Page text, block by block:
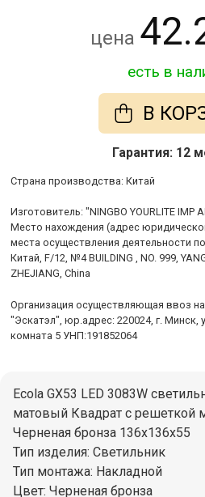
цена
есть в
В
Гарантия: 12
Cтрана производства: Китай
Изготовитель: "NINGBO YOURLITE IMP
Место нахождения (адрес
места осуществления деятельности
Китай, F/12, №4 BUILDING , NO. 999,
ZHEJIANG, China
Организация осуществляющая ввоз
"Эскатэл", юр.адрес: 220024, г. Минск,
комната 5 УНП:191852064
Ecola GX53 LED 3083W
матовый Квадрат с решеткой
Черненая бронза 136x136x55
Тип изделия: Светильник
Тип монтажа: Накладной
Цвет: Черненая бронза